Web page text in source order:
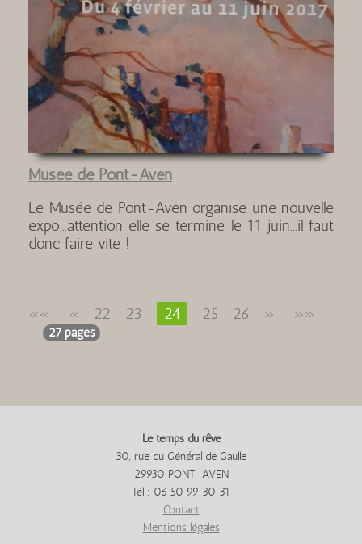
Musée de Pont-Aven
Le Musée de Pont-Aven organise une nouvelle
expo...attention elle se termine le 11 juin...il faut
donc faire vite !
«« « 22 23 24 25 26 » »»
27 pages
Le temps du rêve
30, rue du Général de Gaulle
29930 PONT-AVEN
Tél : 06 50 99 30 31
Contact
Mentions légales